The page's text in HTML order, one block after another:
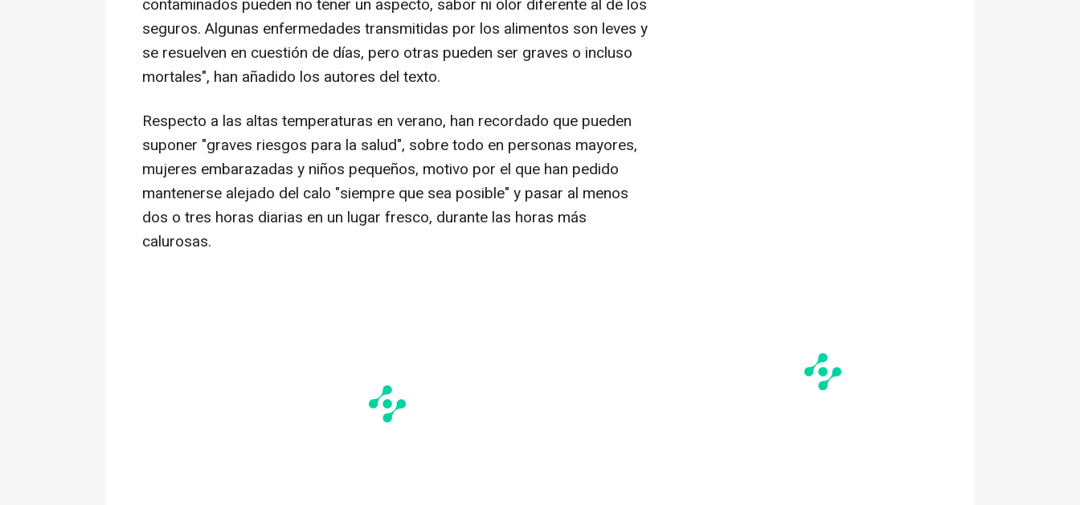
contaminados pueden no tener un aspecto, sabor ni olor diferente al de los
seguros. Algunas enfermedades transmitidas por los alimentos son leves y
se resuelven en cuestión de días, pero otras pueden ser graves o incluso
mortales", han añadido los autores del texto.
Respecto a las altas temperaturas en verano, han recordado que pueden
suponer "graves riesgos para la salud", sobre todo en personas mayores,
mujeres embarazadas y niños pequeños, motivo por el que han pedido
mantenerse alejado del calo "siempre que sea posible" y pasar al menos
dos o tres horas diarias en un lugar fresco, durante las horas más
calurosas.